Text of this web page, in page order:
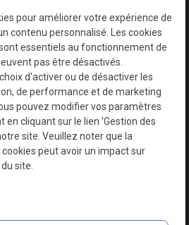
pour améliorer votre expérience de
contenu personnalisé. Les cookies
essentiels au fonctionnement de
pas être désactivés.
d'activer ou de désactiver les
de performance et de marketing
pouvez modifier vos paramètres
en cliquant sur le lien 'Gestion des
site. Veuillez noter que la
peut avoir un impact sur
site.